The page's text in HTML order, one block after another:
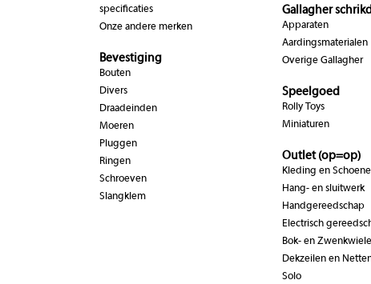
specificaties
Onze andere merken
Bevestiging
Bouten
Divers
Draadeinden
Moeren
Pluggen
Ringen
Schroeven
Slangklem
Gallagher
Apparaten
Aardingsmaterialen
Overige Gallagher
Speelgoed
Rolly Toys
Miniaturen
Outlet (op=op)
Kleding en
Hang- en sluitwerk
Handgereedschap
Electrisch
Bok- en
Dekzeilen en
Solo